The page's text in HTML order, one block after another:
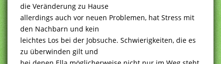
die Veränderung zu Hause
allerdings auch vor neuen Problemen, hat Stress mit
den Nachbarn und kein
leichtes Los bei der Jobsuche. Schwierigkeiten, die es
zu überwinden gilt und